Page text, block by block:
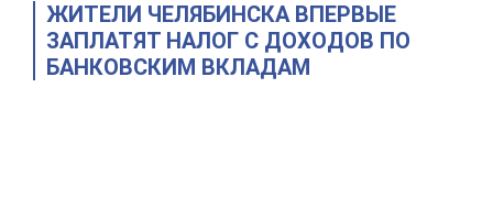
ЖИТЕЛИ ЧЕЛЯБИНСКА ВПЕРВЫЕ
ЗАПЛАТЯТ НАЛОГ С ДОХОДОВ ПО
БАНКОВСКИМ ВКЛАДАМ